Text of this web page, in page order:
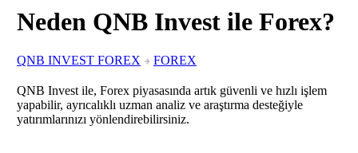
Neden QNB Invest ile Forex?
QNB INVEST FOREX FOREX
QNB Invest ile, Forex piyasasında artık güvenli ve hızlı işlem
yapabilir, ayrıcalıklı uzman analiz ve araştırma desteğiyle
yatırımlarınızı yönlendirebilirsiniz.